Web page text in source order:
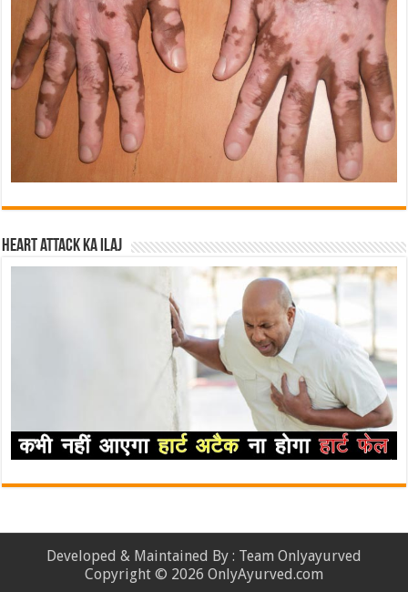
Heart attack ka ilaj
Developed & Maintained By : Team Onlyayurved
Copyright © 2026 OnlyAyurved.com